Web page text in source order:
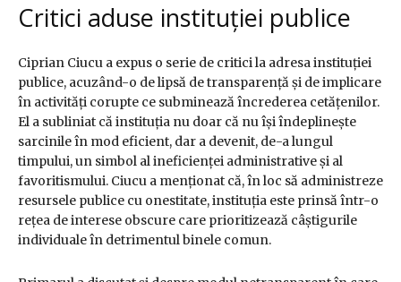
Critici aduse instituției publice
Ciprian Ciucu a expus o serie de critici la adresa instituției
publice, acuzând-o de lipsă de transparență și de implicare
în activități corupte ce subminează încrederea cetățenilor.
El a subliniat că instituția nu doar că nu își îndeplinește
sarcinile în mod eficient, dar a devenit, de-a lungul
timpului, un simbol al ineficienței administrative și al
favoritismului. Ciucu a menționat că, în loc să administreze
resursele publice cu onestitate, instituția este prinsă într-o
rețea de interese obscure care prioritizează câștigurile
individuale în detrimentul binele comun.